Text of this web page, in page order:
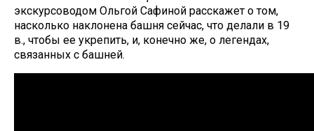
экскурсоводом Ольгой Сафиной расскажет о том,
насколько наклонена башня сейчас, что делали в 19
в., чтобы ее укрепить, и, конечно же, о легендах,
связанных с башней.